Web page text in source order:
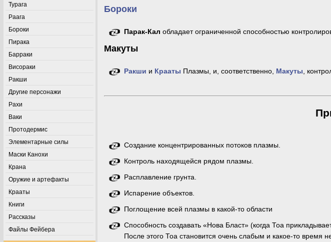
Турага
Раага
Бороки
Пирака
Барраки
Висораки
Ракши
Другие персонажи
Рахи
Ваки
Протодермис
Элементарные силы
Маски Канохи
Крана
Оружие и артефакты
Крааты
Книги
Рассказы
Файлы Фейбера
Бороки
Парак-Кал обладает ограниченной способностью
Макуты
Ракши и Крааты Плазмы, и, соответственно, Макуты ,
Создание концентрированных потоков плазмы.
Контроль находящейся рядом плазмы.
Расплавление грунта.
Испарение объектов.
Поглощение всей плазмы в какой-то области
Способность создавать «Нова Бласт» (когда Тоа
После этого Тоа становится очень слабым и какое-то время